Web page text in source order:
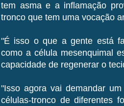
tem asma e a inflamação
tronco que tem uma vocação
"É isso o que a gente está
como a célula mesenquimal
capacidade de regenerar o
"Isso agora vai demandar
células-tronco de diferentes